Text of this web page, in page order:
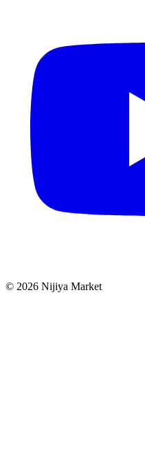
© 2026 Nijiya Market